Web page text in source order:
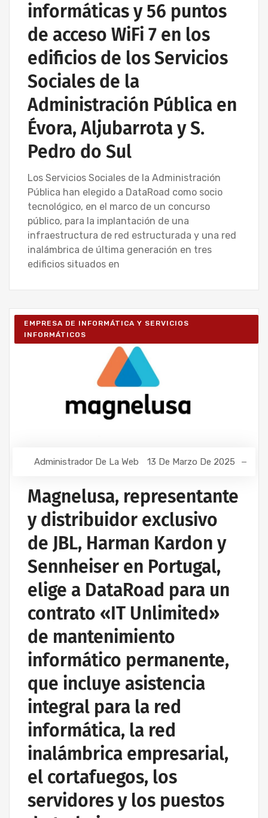
informáticas y 56 puntos
de acceso WiFi 7 en los
edificios de los Servicios
Sociales de la
Administración Pública en
Évora, Aljubarrota y S.
Pedro do Sul
Los Servicios Sociales de la Administración
Pública han elegido a DataRoad como socio
tecnológico, en el marco de un concurso
público, para la implantación de una
infraestructura de red estructurada y una red
inalámbrica de última generación en tres
edificios situados en
EMPRESA DE INFORMÁTICA Y SERVICIOS
INFORMÁTICOS
Administrador De La Web 13 De Marzo De 2025
Magnelusa, representante
y distribuidor exclusivo
de JBL, Harman Kardon y
Sennheiser en Portugal,
elige a DataRoad para un
contrato «IT Unlimited»
de mantenimiento
informático permanente,
que incluye asistencia
integral para la red
informática, la red
inalámbrica empresarial,
el cortafuegos, los
servidores y los puestos